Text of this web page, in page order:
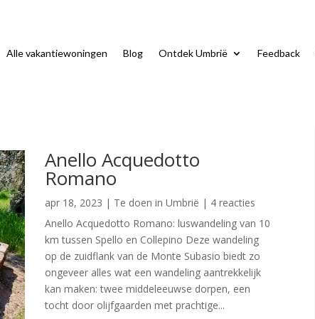
Alle vakantiewoningen Blog Ontdek Umbrië Feedback
Anello Acquedotto
Romano
apr 18, 2023 | Te doen in Umbrië | 4 reacties
Anello Acquedotto Romano: luswandeling van 10
km tussen Spello en Collepino Deze wandeling
op de zuidflank van de Monte Subasio biedt zo
ongeveer alles wat een wandeling aantrekkelijk
kan maken: twee middeleeuwse dorpen, een
tocht door olijfgaarden met prachtige...